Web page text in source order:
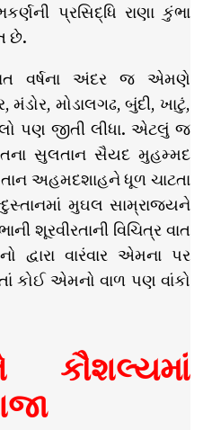
પ્રસિદ્ધિ રાણા કુંભા
છે.
વર્ષના અંદર જ એમણે
મોડાલગઢ, બુંદી, ખાટું,
પણ જીતી લીધા. એટલું જ
સુલતાન સૈયદ મુહમ્મદ
અહમદશાહને ધૂળ ચાટતા
મુઘલ સામ્રાજ્યને
શૂરવીરતાની વિચિત્ર વાત
વારંવાર એમના પર
કોઈ એમનો વાળ પણ વાંકો